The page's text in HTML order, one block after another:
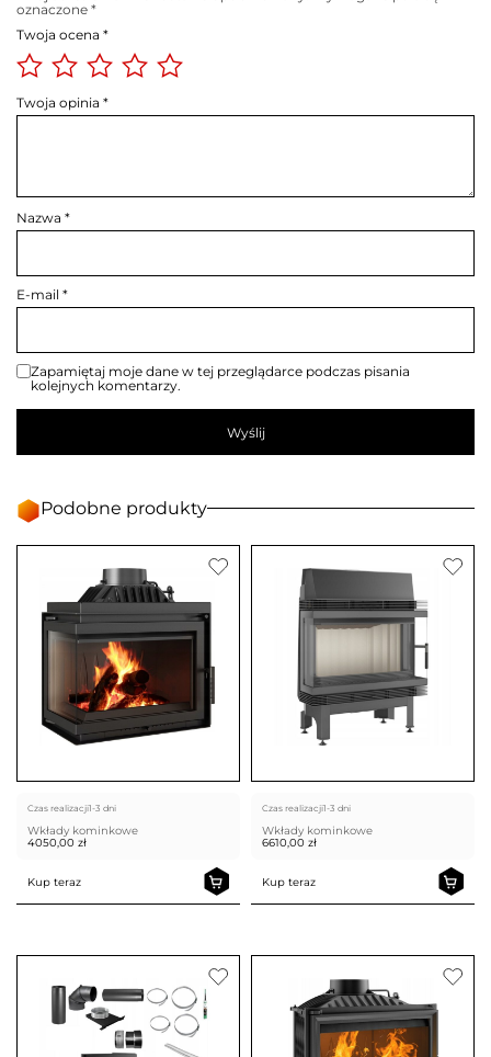
oznaczone *
Twoja ocena *
Twoja opinia *
Nazwa *
E-mail *
Zapamiętaj moje dane w tej przeglądarce podczas pisania
kolejnych komentarzy.
Podobne produkty
Czas realizacji1-3 dni
Wkłady kominkowe
4050,00 zł
Kup teraz
Czas realizacji1-3 dni
Wkłady kominkowe
6610,00 zł
Kup teraz